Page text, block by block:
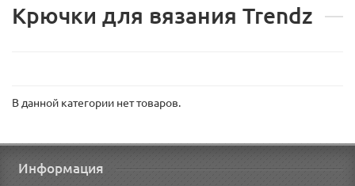
Крючки для вязания Trendz
В данной категории нет товаров.
Информация